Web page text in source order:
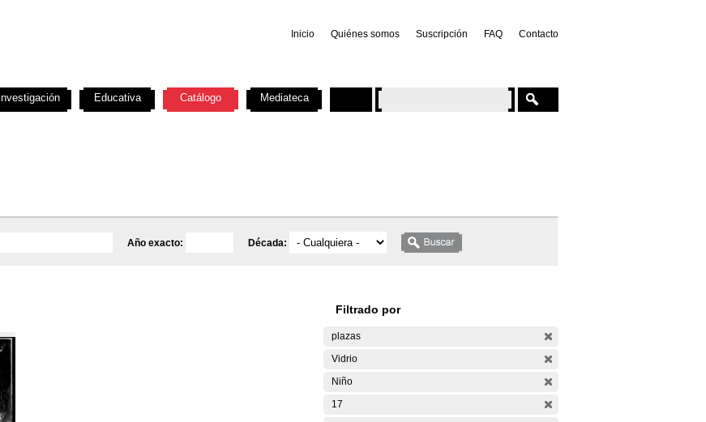
Inicio Quiénes somos Suscripción FAQ Contacto
Año exacto: Década:
Filtrado por
plazas
Vidrio
Niño
17
Investigación Educativa Catálogo Mediateca